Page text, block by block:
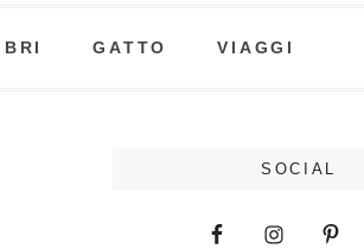
GATTO VIAGGI
SOCIAL